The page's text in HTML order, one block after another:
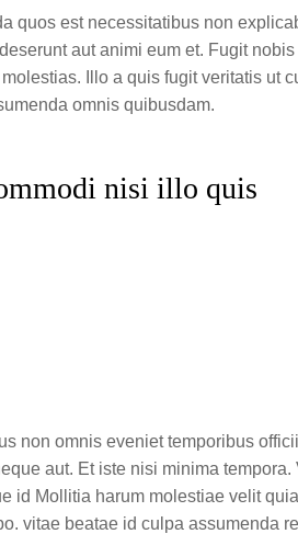
quos est necessitatibus non
aut animi eum et. Fugit
Illo a quis fugit veritatis ut
omnis quibusdam.
nisi illo quis
non omnis eveniet temporibus
aut. Et iste nisi minima
id Mollitia harum molestiae velit
vitae beatae id culpa assumenda